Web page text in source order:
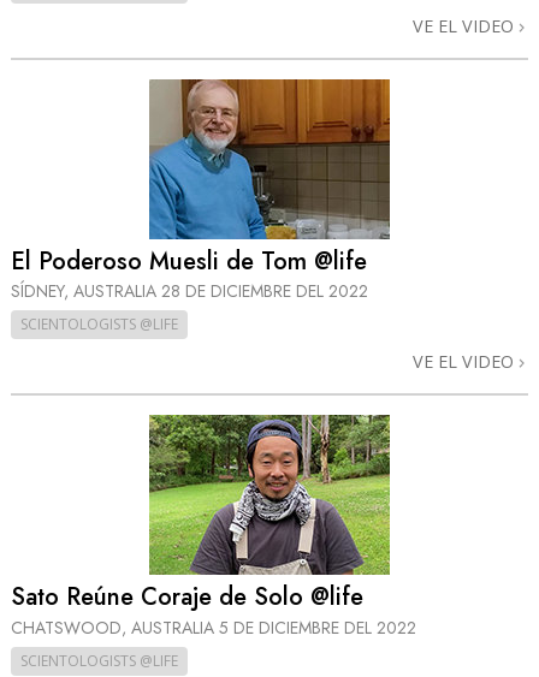
VE EL VIDEO
El Poderoso Muesli de Tom @life
SÍDNEY, AUSTRALIA 28 DE DICIEMBRE DEL 2022
SCIENTOLOGISTS @LIFE
VE EL VIDEO
Sato Reúne Coraje de Solo @life
CHATSWOOD, AUSTRALIA 5 DE DICIEMBRE DEL 2022
SCIENTOLOGISTS @LIFE